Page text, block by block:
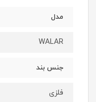
مدل
WALAR
جنس بند
فلزی